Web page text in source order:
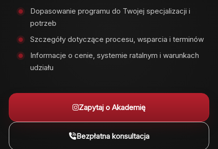
Dopasowanie programu do Twojej specjalizacji i
potrzeb
Szczegóły dotyczące procesu, wsparcia i terminów
Informacje o cenie, systemie ratalnym i warunkach
udziału
Zapytaj o Akademię
Bezpłatna konsultacja